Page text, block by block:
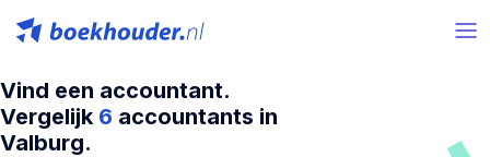
Vind een accountant.
Vergelijk 6 accountants in
Valburg.